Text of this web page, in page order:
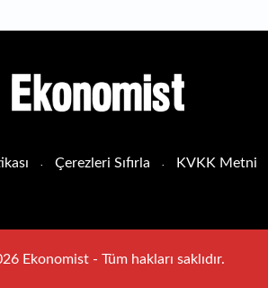
Çerezleri Sıfırla KVKK Metni
Ekonomist - Tüm hakları saklıdır.